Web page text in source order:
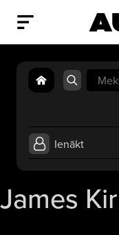
Search
for:
Ienākt
James